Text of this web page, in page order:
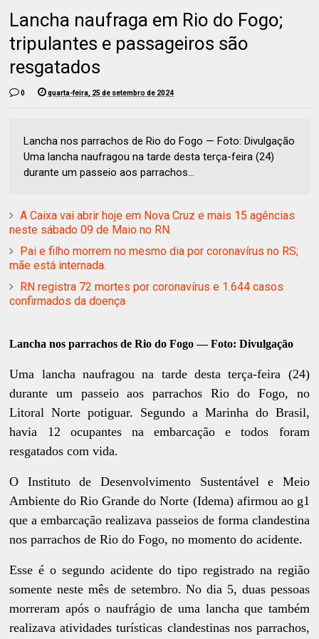
Lancha naufraga em Rio do Fogo;
tripulantes e passageiros são
resgatados
0 quarta-feira, 25 de setembro de 2024
Lancha nos parrachos de Rio do Fogo — Foto: Divulgação
Uma lancha naufragou na tarde desta terça-feira (24)
durante um passeio aos parrachos...
A Caixa vai abrir hoje em Nova Cruz e mais 15 agências
neste sábado 09 de Maio no RN.
Pai e filho morrem no mesmo dia por coronavírus no RS;
mãe está internada.
RN registra 72 mortes por coronavírus e 1.644 casos
confirmados da doença
Lancha nos parrachos de Rio do Fogo — Foto: Divulgação
Uma lancha naufragou na tarde desta terça-feira (24)
durante um passeio aos parrachos Rio do Fogo, no
Litoral Norte potiguar. Segundo a Marinha do Brasil,
havia 12 ocupantes na embarcação e todos foram
resgatados com vida.
O Instituto de Desenvolvimento Sustentável e Meio
Ambiente do Rio Grande do Norte (Idema) afirmou ao g1
que a embarcação realizava passeios de forma clandestina
nos parrachos de Rio do Fogo, no momento do acidente.
Esse é o segundo acidente do tipo registrado na região
somente neste mês de setembro. No dia 5, duas pessoas
morreram após o naufrágio de uma lancha que também
realizava atividades turísticas clandestinas nos parrachos,